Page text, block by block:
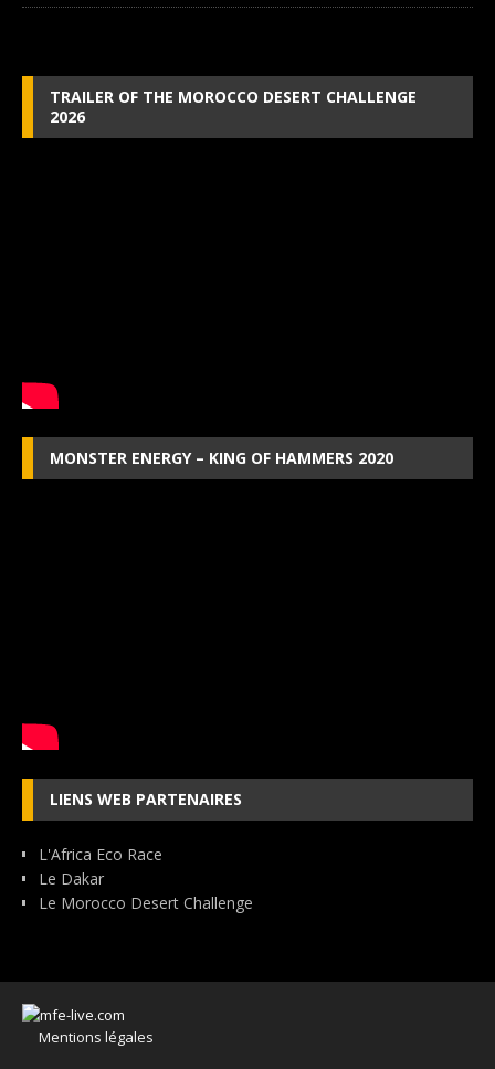
TRAILER OF THE MOROCCO DESERT CHALLENGE
2026
MONSTER ENERGY – KING OF HAMMERS 2020
LIENS WEB PARTENAIRES
L'Africa Eco Race
Le Dakar
Le Morocco Desert Challenge
Mentions légales